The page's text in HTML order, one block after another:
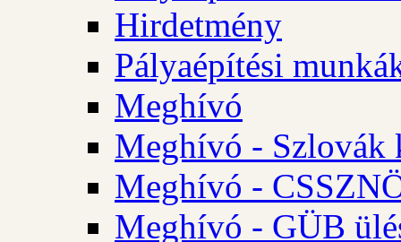
Hirdetmény
Pályaépítési
Meghívó
Meghívó - Szlovák
Meghívó -
Meghívó - GÜB